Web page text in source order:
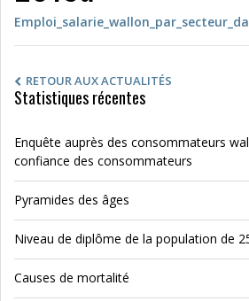
RETOUR AUX ACTUALITÉS
Statistiques récentes
Enquête auprès des consommateurs
confiance des consommateurs
Pyramides des âges
Niveau de diplôme de la population de
Causes de mortalité